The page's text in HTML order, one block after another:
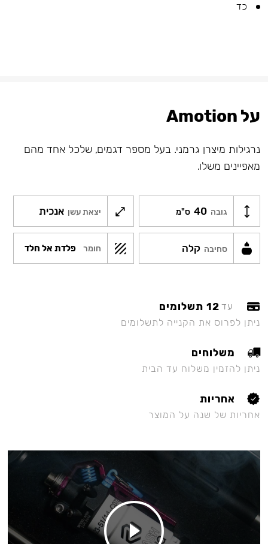
כד
על Amotion
נרגילות מיצרן גרמני. בעל מספר דגמים, שלכל אחד מהם
מאפיינים משלו.
גובה 40 ס"מ יצאת עשן אנכית
סחיבה קלה חומר פלדת אל חלד
עד 12 תשלומים
ניתן לפרוס את הקנייה לתשלומים
משלוחים
ניתן להזמין משלוח עד הבית
אחריות
אחריות של שנה על המוצר